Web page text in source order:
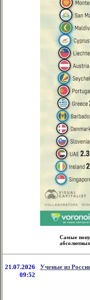
Самые
21.07.2026
09:52
Ученые из